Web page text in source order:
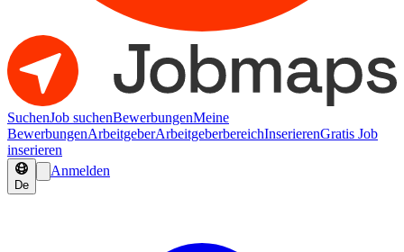
SuchenJob suchenBewerbungenMeine
BewerbungenArbeitgeberArbeitgeberbereichInserierenGratis Job
inserieren
De
Anmelden